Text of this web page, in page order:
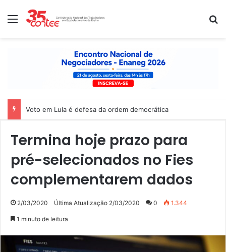
Menu
Voto em Lula é defesa da ordem democrática
Termina hoje prazo para
pré-selecionados no Fies
complementarem dados
2/03/2020 Última Atualização 2/03/2020 0 1.344
1 minuto de leitura